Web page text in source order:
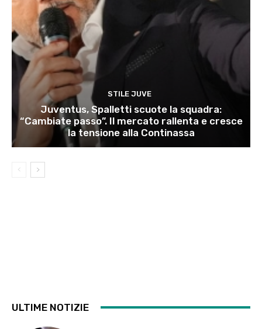
STILE JUVE
Juventus, Spalletti scuote la squadra:
“Cambiate passo”. Il mercato rallenta e cresce
la tensione alla Continassa
ULTIME NOTIZIE